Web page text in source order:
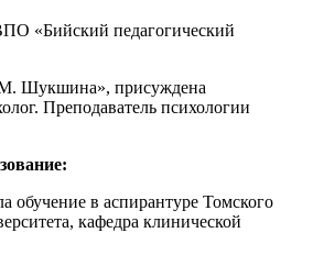
«Бийский педагогический
Шукшина», присуждена
Преподаватель психологии
обучение в аспирантуре Томского
кафедра клинической